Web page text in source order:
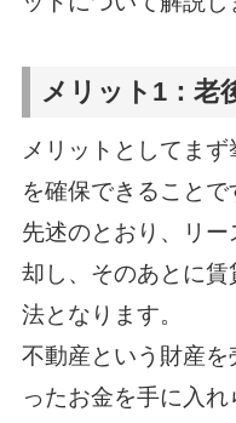
メリット1：老
メリットとしてま
を確保できることで
先述のとおり、リ
却し、そのあとに
法となります。
不動産という財産を
ったお金を手に入れ